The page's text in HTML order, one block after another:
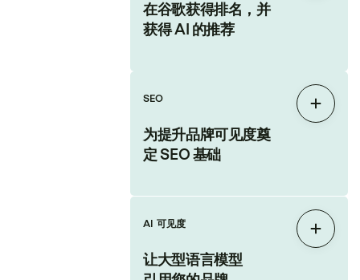
在谷歌获得排名，并
获得 AI 的推荐
SEO
为提升品牌可见度奠
定 SEO 基础
展开
AI 可见度
让大型语言模型
展开